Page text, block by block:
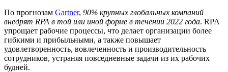
По прогнозам Gartner, 90% крупных глобальных компаний
внедрят RPA в той или иной форме в течении 2022 года. RPA
упрощает рабочие процессы, что делает организации более
гибкими и прибыльными, а также повышает
удовлетворенность, вовлеченность и производительность
сотрудников, устраняя повседневные задачи из их рабочих
будней.